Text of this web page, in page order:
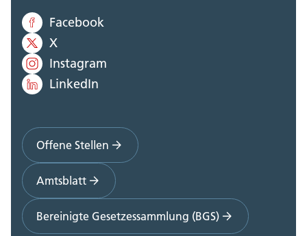
Facebook
X
Instagram
LinkedIn
Offene Stellen
Amtsblatt
Bereinigte Gesetzessammlung (BGS)